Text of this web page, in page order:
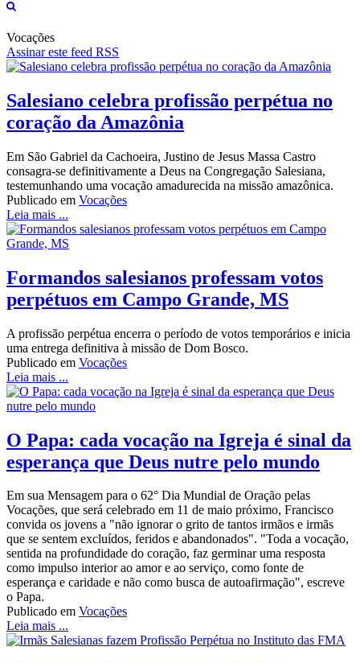
Vocações
Assinar este feed RSS
Salesiano celebra profissão perpétua no
coração da Amazônia
Em São Gabriel da Cachoeira, Justino de Jesus Massa Castro
consagra-se definitivamente a Deus na Congregação Salesiana,
testemunhando uma vocação amadurecida na missão amazônica.
Publicado em Vocações
Leia mais ...
Formandos salesianos professam votos
perpétuos em Campo Grande, MS
A profissão perpétua encerra o período de votos temporários e inicia
uma entrega definitiva à missão de Dom Bosco.
Publicado em Vocações
Leia mais ...
O Papa: cada vocação na Igreja é sinal da
esperança que Deus nutre pelo mundo
Em sua Mensagem para o 62° Dia Mundial de Oração pelas
Vocações, que será celebrado em 11 de maio próximo, Francisco
convida os jovens a "não ignorar o grito de tantos irmãos e irmãs
que se sentem excluídos, feridos e abandonados". "Toda a vocação,
sentida na profundidade do coração, faz germinar uma resposta
como impulso interior ao amor e ao serviço, como fonte de
esperança e caridade e não como busca de autoafirmação", escreve
o Papa.
Publicado em Vocações
Leia mais ...